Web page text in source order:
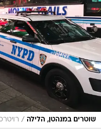
שוטרים במנהטן, הלילה /